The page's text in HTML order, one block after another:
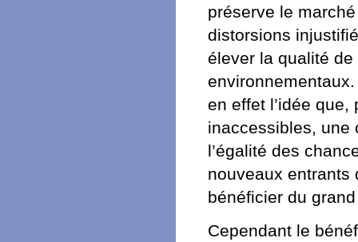
préserve le
distorsions
élever la qualité
en effet l’idée
inaccessibles, une
l’égalité des
nouveaux entrants
bénéficier du
Cependant le